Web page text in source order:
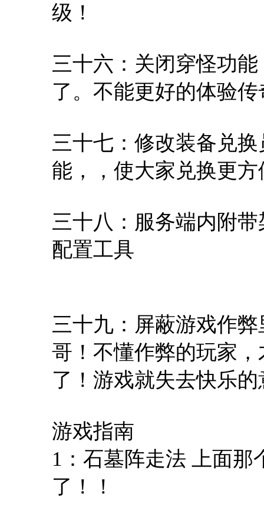
级！
三十六：关闭穿怪功
了。不能更好的体验
三十七：修改装备兑
能，，使大家兑换更方
三十八：服务端内附
配置工具
三十九：屏蔽游戏作
哥！不懂作弊的玩家
了！游戏就失去快乐
游戏指南
1：石墓阵走法 上面
了！！